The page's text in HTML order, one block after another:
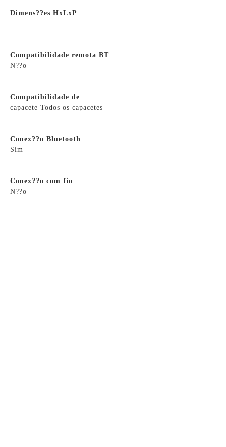
Dimens??es HxLxP
–
Compatibilidade remota BT
N??o
Compatibilidade de
capacete Todos os capacetes
Conex??o Bluetooth
Sim
Conex??o com fio
N??o